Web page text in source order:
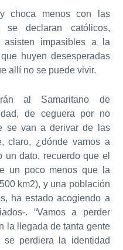
choca menos con las
declaran católicos,
asisten impasibles a la
huyen desesperadas
allí no se puede vivir.
al Samaritano de
de ceguera por no
se van a derivar de las
claro, ¿dónde vamos a
un dato, recuerdo que el
un poco menos que la
km2), y una población
ha estado acogiendo a
. “Vamos a perder
la llegada de tanta gente
perdiera la identidad